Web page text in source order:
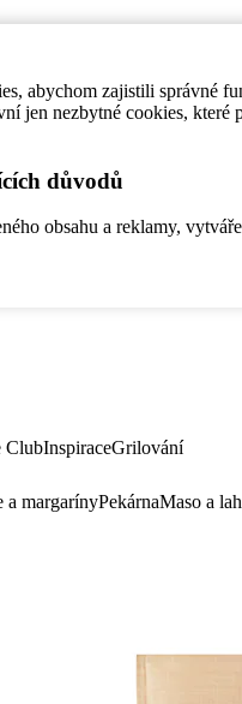
abychom zajistili správné
jen nezbytné cookies,
důvodů
obsahu a reklamy,
ClubInspiraceGrilování
a margarínyPekárnaMaso a